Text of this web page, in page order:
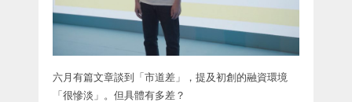
六月有篇文章談到「市道差」，提及初創的融資環境
「很慘淡」。但具體有多差？